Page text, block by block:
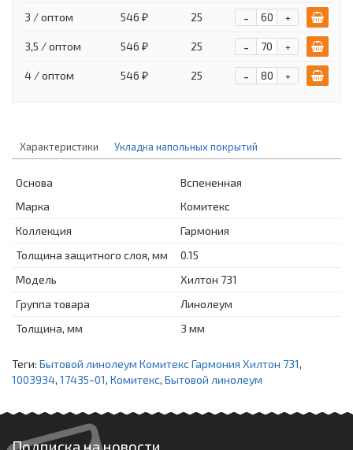
3 / оптом 546 ₽ 25 +
-
3,5 / оптом 546 ₽ 25 +
-
4 / оптом 546 ₽ 25 +
-
Характеристики Укладка напольных покрытий
Основа
Вспененная
Марка
Комитекс
Коллекция
Гармония
Толщина защитного слоя, мм
0.15
Модель
Хилтон 731
Группа товара
Линолеум
Толщина, мм
3 мм
Теги: Бытовой линолеум Комитекс Гармония Хилтон 731,
1003934, 17435~01, Комитекс, Бытовой линолеум